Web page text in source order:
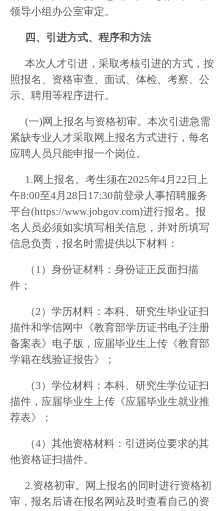
领导小组办公室审定。
四、引进方式、程序和方法
本次人才引进，采取考核引进的方式，按
照报名、资格审查、面试、体检、考察、公
示、聘用等程序进行。
(一)网上报名与资格初审。本次引进急需
紧缺专业人才采取网上报名方式进行，每名
应聘人员只能申报一个岗位。
1.网上报名。考生须在2025年4月22日上
午8:00至4月28日17:30前登录人事招聘服务
平台(https://www.jobgov.com)进行报名。报
名人员必须如实填写相关信息，并对所填写
信息负责，报名时需提供以下材料：
（1）身份证材料：身份证正反面扫描
件；
（2）学历材料：本科、研究生毕业证扫
描件和学信网中《教育部学历证书电子注册
备案表》电子版，应届毕业生上传《教育部
学籍在线验证报告》；
（3）学位材料：本科、研究生学位证扫
描件，应届毕业生上传《应届毕业生就业推
荐表》；
（4）其他资格材料：引进岗位要求的其
他资格证扫描件。
2.资格初审。网上报名的同时进行资格初
审，报名后请在报名网站及时查看自己的资